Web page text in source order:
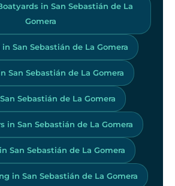
in San Sebastián de La
Gomera
San Sebastián de La Gomera
San Sebastián de La Gomera
Sebastián de La Gomera
in San Sebastián de La Gomera
San Sebastián de La Gomera
in San Sebastián de La Gomera